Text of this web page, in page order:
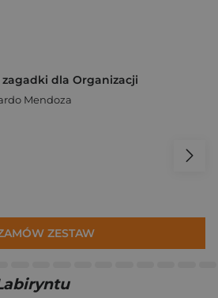
zagadki dla Organizacji
Mendoza
ZESTAW